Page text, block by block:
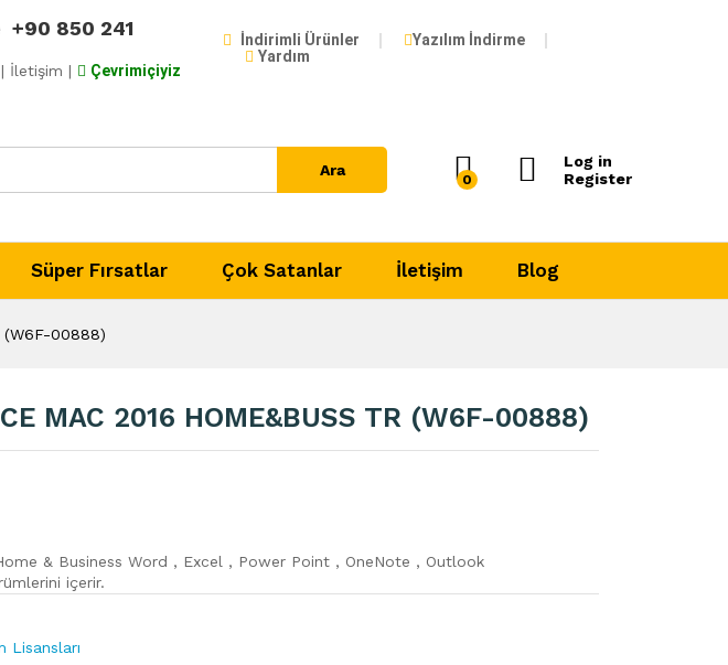
+90 850 241
| İletişim | Çevrimiçiyiz
İndirimli Ürünler
Yazılım İndirme
Yardım
Ara
0
Log in
Register
Süper Fırsatlar Çok Satanlar İletişim Blog
(W6F-00888)
MAC 2016 HOME&BUSS TR (W6F-00888)
& Business Word , Excel , Power Point , OneNote , Outlook
içerir.
Lisansları